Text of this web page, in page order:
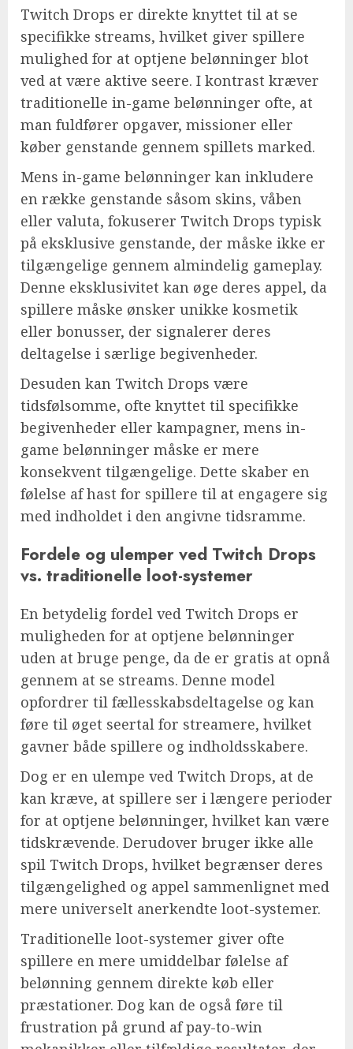
Twitch Drops er direkte knyttet til at se
specifikke streams, hvilket giver spillere
mulighed for at optjene belønninger blot
ved at være aktive seere. I kontrast kræver
traditionelle in-game belønninger ofte, at
man fuldfører opgaver, missioner eller
køber genstande gennem spillets marked.
Mens in-game belønninger kan inkludere
en række genstande såsom skins, våben
eller valuta, fokuserer Twitch Drops typisk
på eksklusive genstande, der måske ikke er
tilgængelige gennem almindelig gameplay.
Denne eksklusivitet kan øge deres appel, da
spillere måske ønsker unikke kosmetik
eller bonusser, der signalerer deres
deltagelse i særlige begivenheder.
Desuden kan Twitch Drops være
tidsfølsomme, ofte knyttet til specifikke
begivenheder eller kampagner, mens in-
game belønninger måske er mere
konsekvent tilgængelige. Dette skaber en
følelse af hast for spillere til at engagere sig
med indholdet i den angivne tidsramme.
Fordele og ulemper ved Twitch Drops
vs. traditionelle loot-systemer
En betydelig fordel ved Twitch Drops er
muligheden for at optjene belønninger
uden at bruge penge, da de er gratis at opnå
gennem at se streams. Denne model
opfordrer til fællesskabsdeltagelse og kan
føre til øget seertal for streamere, hvilket
gavner både spillere og indholdsskabere.
Dog er en ulempe ved Twitch Drops, at de
kan kræve, at spillere ser i længere perioder
for at optjene belønninger, hvilket kan være
tidskrævende. Derudover bruger ikke alle
spil Twitch Drops, hvilket begrænser deres
tilgængelighed og appel sammenlignet med
mere universelt anerkendte loot-systemer.
Traditionelle loot-systemer giver ofte
spillere en mere umiddelbar følelse af
belønning gennem direkte køb eller
præstationer. Dog kan de også føre til
frustration på grund af pay-to-win